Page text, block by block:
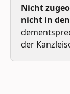
Nicht
nicht in
der